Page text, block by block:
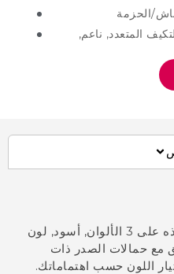
ناعم,
تحتوي موسعات حمالة الصدر هذه على 3 الألوان, أسود, لون
الصدر ذات
حسب اهتماماتك.